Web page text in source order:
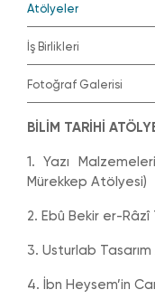
Atölyeler
İş Birlikleri
Fotoğraf Galerisi
BİLİM TARİHİ
1. Yazı
Mürekkep Atölyesi)
2. Ebû Bekir er-
3. Usturlab
4. İbn Heysem’in